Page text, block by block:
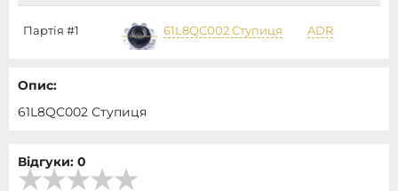
Партія #1 61L8QC002 Ступиця ADR
Опис:
61L8QC002 Ступиця
Відгуки: 0